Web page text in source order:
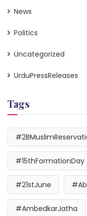
News
Politics
Uncategorized
UrduPressReleases
Tags
#15thFormationDay
#21stJune
#AmbedkarJatha